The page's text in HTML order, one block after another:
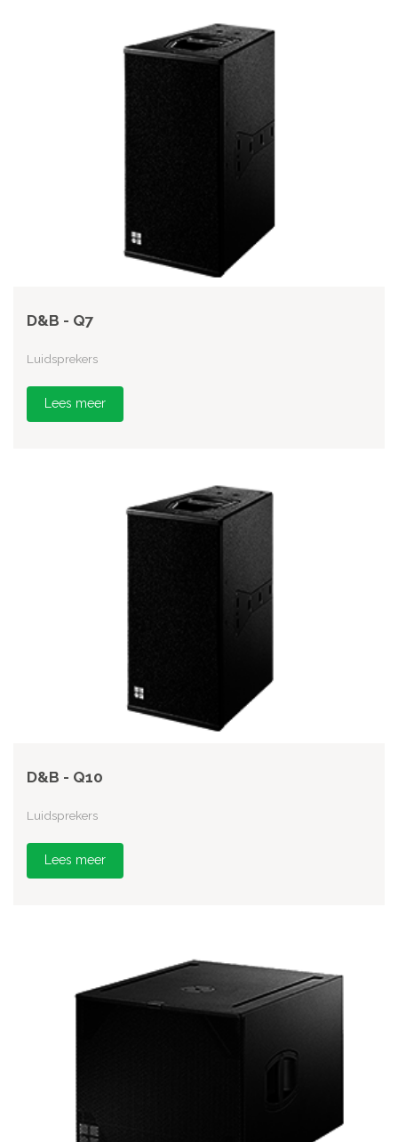
D&B - Q7
Luidsprekers
Lees meer
D&B - Q10
Luidsprekers
Lees meer